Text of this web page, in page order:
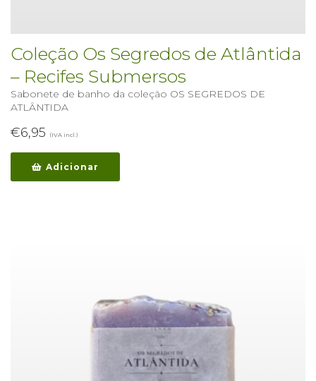
Coleção Os Segredos de Atlântida
– Recifes Submersos
Sabonete de banho da coleção OS SEGREDOS DE
ATLÂNTIDA
€6,95 (IVA incl.)
Adicionar